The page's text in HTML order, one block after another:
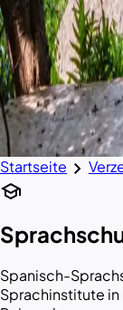
Startseite chevron_right
school
Spanisch-
Sprachinstitute